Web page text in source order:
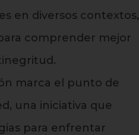
en diversos contextos,
comprender mejor
marca el punto de
una iniciativa que
para enfrentar